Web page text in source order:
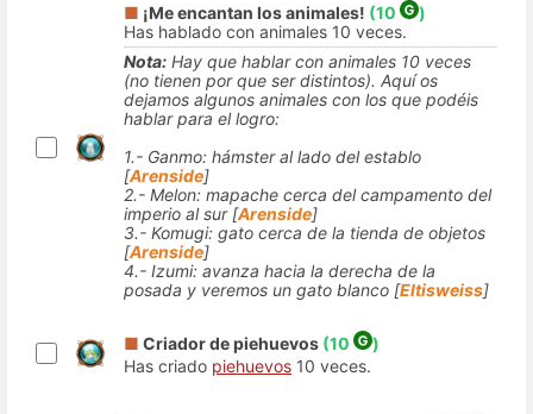
■ ¡Me encantan los animales! (10
)
Has hablado con animales 10 veces.
Nota: Hay que hablar con animales 10 veces
(no tienen por que ser distintos). Aquí os
dejamos algunos animales con los que podéis
hablar para el logro:
1.- Ganmo: hámster al lado del establo
[Arenside]
2.- Melon: mapache cerca del campamento del
imperio al sur [Arenside]
3.- Komugi: gato cerca de la tienda de objetos
[Arenside]
4.- Izumi: avanza hacia la derecha de la
posada y veremos un gato blanco [Eltisweiss]
■ Criador de piehuevos (10
)
Has criado piehuevos 10 veces.